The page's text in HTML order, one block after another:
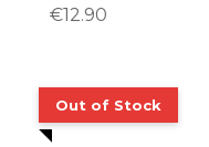
€12.90